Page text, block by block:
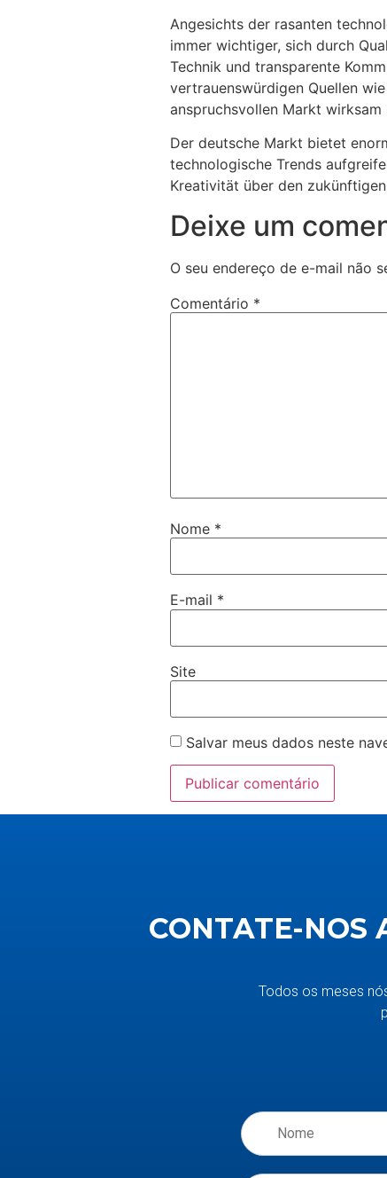
Angesichts der rasanten
immer wichtiger, sich durch
Technik und transparente
vertrauenswürdigen Quellen
anspruchsvollen Markt wirksam
Der deutsche Markt bietet
technologische Trends
Kreativität über den
Deixe um
O seu endereço de e-mail não
Comentário *
Nome *
E-mail *
Site
Salvar meus dados neste
CONTATE-NOS
Todos os meses